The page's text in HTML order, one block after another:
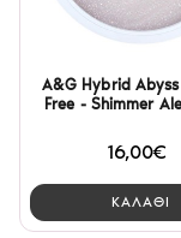
A&G Hybrid
Free - Shimmer
16,00€
ΚΑΛΑΘΙ